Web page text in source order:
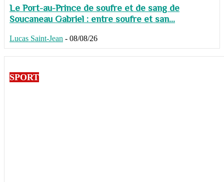
Le Port-au-Prince de soufre et de sang de
Soucaneau Gabriel : entre soufre et san...
Lucas Saint-Jean - 08/08/26
SPORT